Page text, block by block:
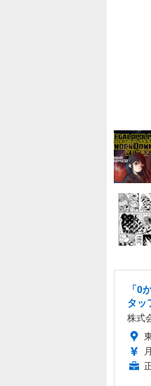
「0
タッ
株式